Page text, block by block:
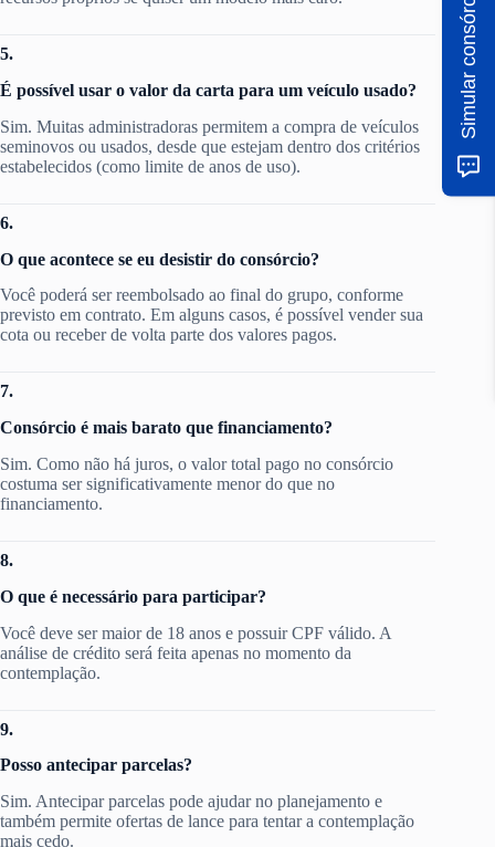
5.
É possível usar o valor da carta para um veículo usado?
Sim. Muitas administradoras permitem a compra de veículos
seminovos ou usados, desde que estejam dentro dos critérios
estabelecidos (como limite de anos de uso).
6.
O que acontece se eu desistir do consórcio?
Você poderá ser reembolsado ao final do grupo, conforme
previsto em contrato. Em alguns casos, é possível vender sua
cota ou receber de volta parte dos valores pagos.
7.
Consórcio é mais barato que financiamento?
Sim. Como não há juros, o valor total pago no consórcio
costuma ser significativamente menor do que no
financiamento.
8.
O que é necessário para participar?
Você deve ser maior de 18 anos e possuir CPF válido. A
análise de crédito será feita apenas no momento da
contemplação.
9.
Posso antecipar parcelas?
Sim. Antecipar parcelas pode ajudar no planejamento e
também permite ofertas de lance para tentar a contemplação
mais cedo.
Simular consórcio